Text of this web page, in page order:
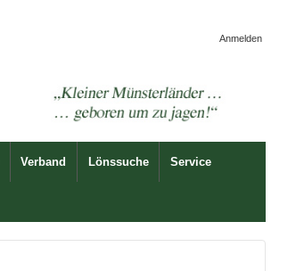
Anmelden
Verband Lönssuche Service